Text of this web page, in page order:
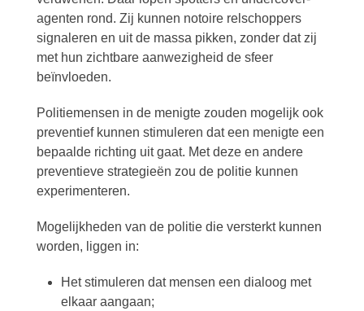
agenten rond. Zij kunnen notoire relschoppers
signaleren en uit de massa pikken, zonder dat zij
met hun zichtbare aanwezigheid de sfeer
beïnvloeden.
Politiemensen in de menigte zouden mogelijk ook
preventief kunnen stimuleren dat een menigte een
bepaalde richting uit gaat. Met deze en andere
preventieve strategieën zou de politie kunnen
experimenteren.
Mogelijkheden van de politie die versterkt kunnen
worden, liggen in:
Het stimuleren dat mensen een dialoog met
elkaar aangaan;